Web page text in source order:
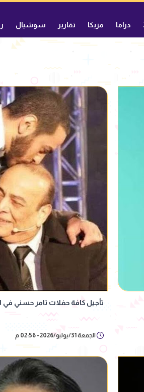
دراما مزيكا تقارير سوشيال
تأجيل كافة حفلات تامر حسني
الجمعة 31/يوليو/2026 - 02:56 م